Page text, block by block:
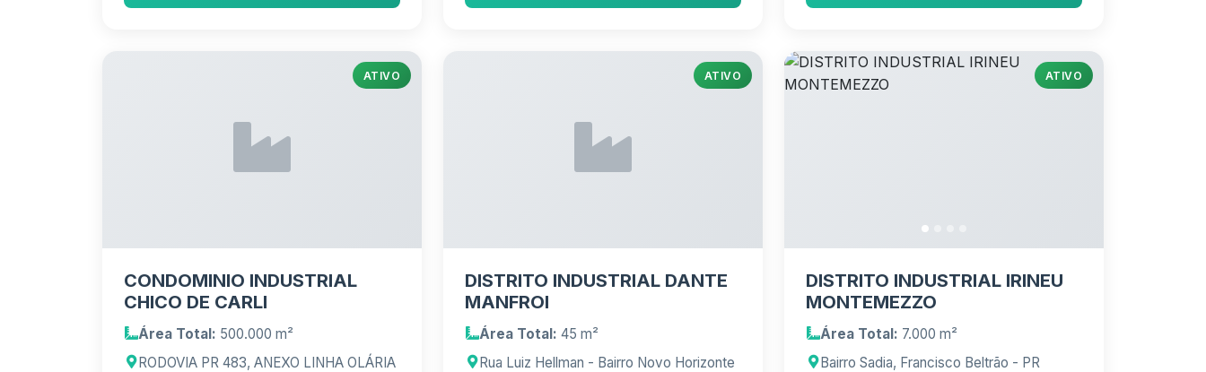
ATIVO
CONDOMINIO INDUSTRIAL
CHICO DE CARLI
Área Total: 500.000 m²
RODOVIA PR 483, ANEXO LINHA OLÁRIA
ATIVO
DISTRITO INDUSTRIAL DANTE
MANFROI
Área Total: 45 m²
Rua Luiz Hellman - Bairro Novo Horizonte
ATIVO
DISTRITO INDUSTRIAL IRINEU
MONTEMEZZO
Área Total: 7.000 m²
Bairro Sadia, Francisco Beltrão - PR